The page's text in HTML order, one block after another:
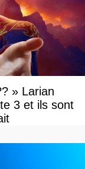
» Larian
3 et ils sont